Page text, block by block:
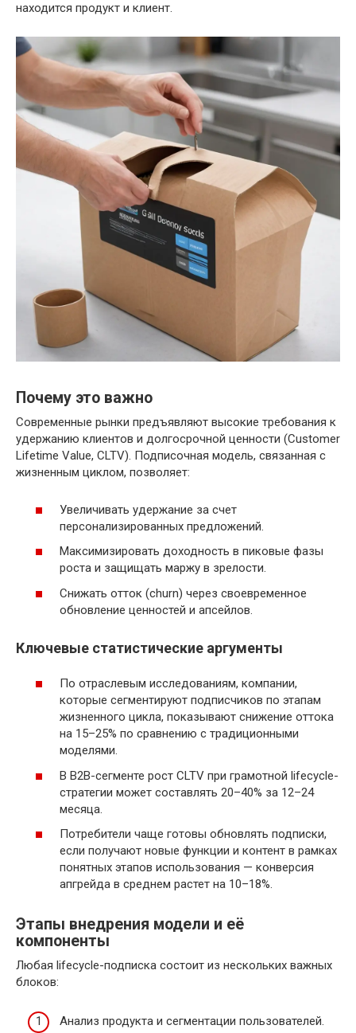
находится продукт и клиент.
Почему это важно
Современные рынки предъявляют высокие требования к
удержанию клиентов и долгосрочной ценности (Customer
Lifetime Value, CLTV). Подписочная модель, связанная с
жизненным циклом, позволяет:
Увеличивать удержание за счет
персонализированных предложений.
Максимизировать доходность в пиковые фазы
роста и защищать маржу в зрелости.
Снижать отток (churn) через своевременное
обновление ценностей и апсейлов.
Ключевые статистические аргументы
По отраслевым исследованиям, компании,
которые сегментируют подписчиков по этапам
жизненного цикла, показывают снижение оттока
на 15–25% по сравнению с традиционными
моделями.
В B2B-сегменте рост CLTV при грамотной lifecycle-
стратегии может составлять 20–40% за 12–24
месяца.
Потребители чаще готовы обновлять подписки,
если получают новые функции и контент в рамках
понятных этапов использования — конверсия
апгрейда в среднем растет на 10–18%.
Этапы внедрения модели и её
компоненты
Любая lifecycle-подписка состоит из нескольких важных
блоков:
Анализ продукта и сегментации пользователей.